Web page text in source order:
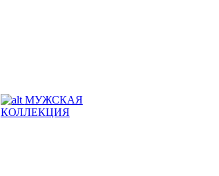
МУЖСКАЯ
КОЛЛЕКЦИЯ